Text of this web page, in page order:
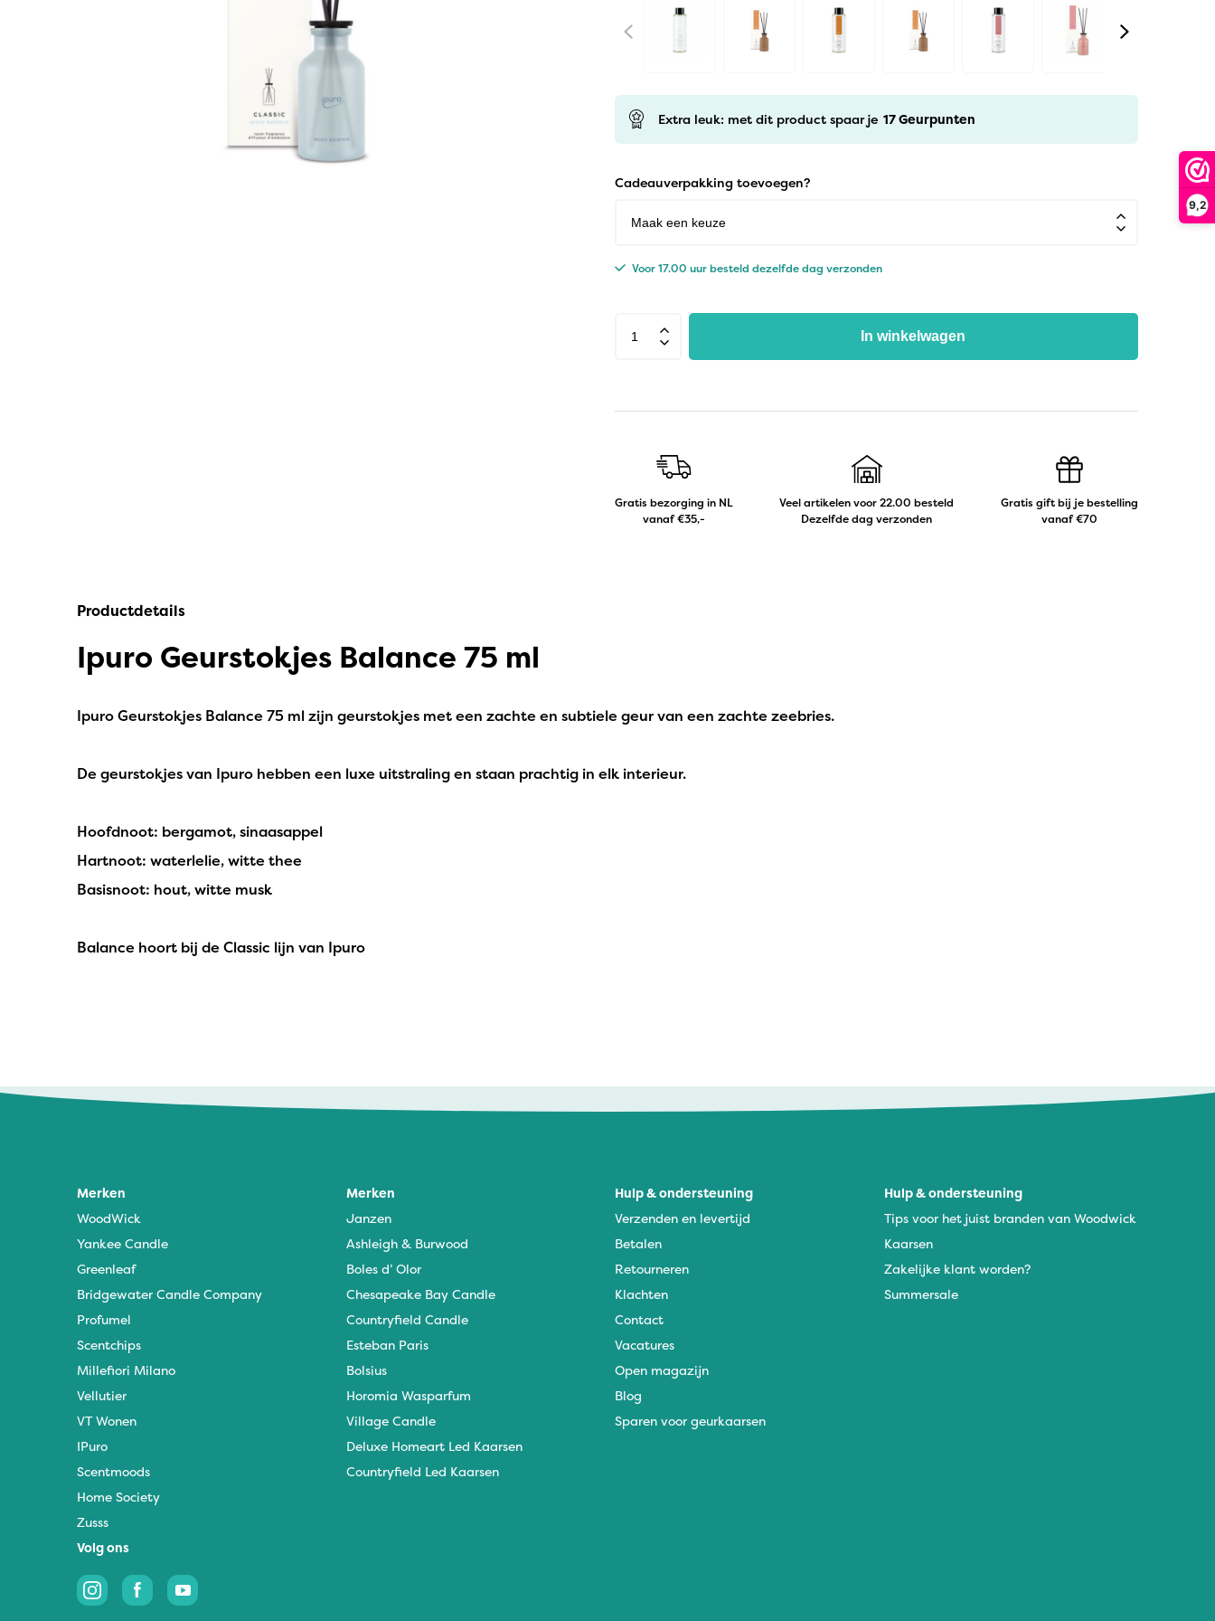
9,2
Horomia Wasparfum
Scentmoods
Joeff Muuss
Extra leuk: met dit product spaar je 17Geurpunten
Cadeauverpakking toevoegen?
Voor 17.00 uur besteld dezelfde dag verzonden
In winkelwagen
Gratis bezorging in NL
vanaf €35,-
Veel artikelen voor 22.00 besteld
Dezelfde dag verzonden
Gratis gift bij je bestelling
vanaf €70
Productdetails
Ipuro Geurstokjes Balance 75 ml
Ipuro Geurstokjes Balance 75 ml zijn geurstokjes met een zachte en subtiele geur van een zachte zeebries.
De geurstokjes van Ipuro hebben een luxe uitstraling en staan prachtig in elk interieur.
Hoofdnoot: bergamot, sinaasappel
Hartnoot: waterlelie, witte thee
Basisnoot: hout, witte musk
Balance hoort bij de Classic lijn van Ipuro
Merken
WoodWick
Yankee Candle
Greenleaf
Bridgewater Candle Company
Profumel
Scentchips
Millefiori Milano
Vellutier
VT Wonen
IPuro
Scentmoods
Home Society
Zusss
Merken
Janzen
Ashleigh & Burwood
Boles d’ Olor
Chesapeake Bay Candle
Countryfield Candle
Esteban Paris
Bolsius
Horomia Wasparfum
Village Candle
Deluxe Homeart Led Kaarsen
Countryfield Led Kaarsen
Hulp & ondersteuning
Verzenden en levertijd
Betalen
Retourneren
Klachten
Contact
Vacatures
Open magazijn
Blog
Sparen voor geurkaarsen
Hulp & ondersteuning
Tips voor het juist branden van Woodwick
Kaarsen
Zakelijke klant worden?
Summersale
Volg ons